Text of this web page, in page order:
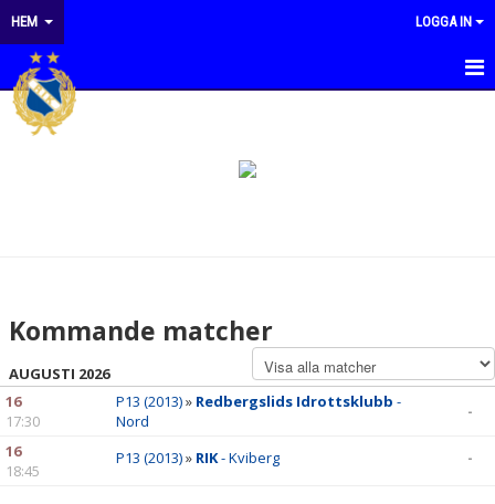
HEM LOGGA IN
HEM
DOKUMENT
KLUBBSHOP REDBERGSLIDS IK
Kommande matcher
AUGUSTI 2026
16
17:30
P13 (2013)» Redbergslids Idrottsklubb -
Nord
-
16
18:45
P13 (2013)» RIK- Kviberg -